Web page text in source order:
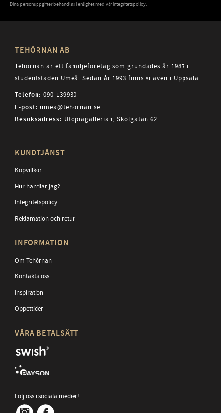
Dina personuppgifter behandlas i enlighet med vårintegritetspolicy.
TEHÖRNAN AB
Tehörnan är ett familjeföretag som grundades år 1987 i
studentstaden Umeå. Sedan år 1993 finns vi även i Uppsala.
Telefon: 090-139930
E-post: umea@tehornan.se
Besöksadress: Utopiagallerian, Skolgatan 62
KUNDTJÄNST
Köpvillkor
Hur handlar jag?
Integritetspolicy
Reklamation och retur
INFORMATION
Om Tehörnan
Kontakta oss
Inspiration
Öppettider
VÅRA BETALSÄTT
Följ oss i sociala medier!